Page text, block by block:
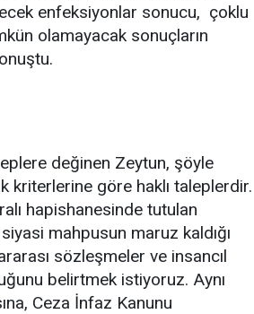
enfeksiyonlar sonucu, çoklu
olamayacak sonuçların
değinen Zeytun, şöyle
kriterlerine göre haklı taleplerdir.
hapishanesinde tutulan
mahpusun maruz kaldığı
sözleşmeler ve insancıl
belirtmek istiyoruz. Aynı
Ceza İnfaz Kanunu